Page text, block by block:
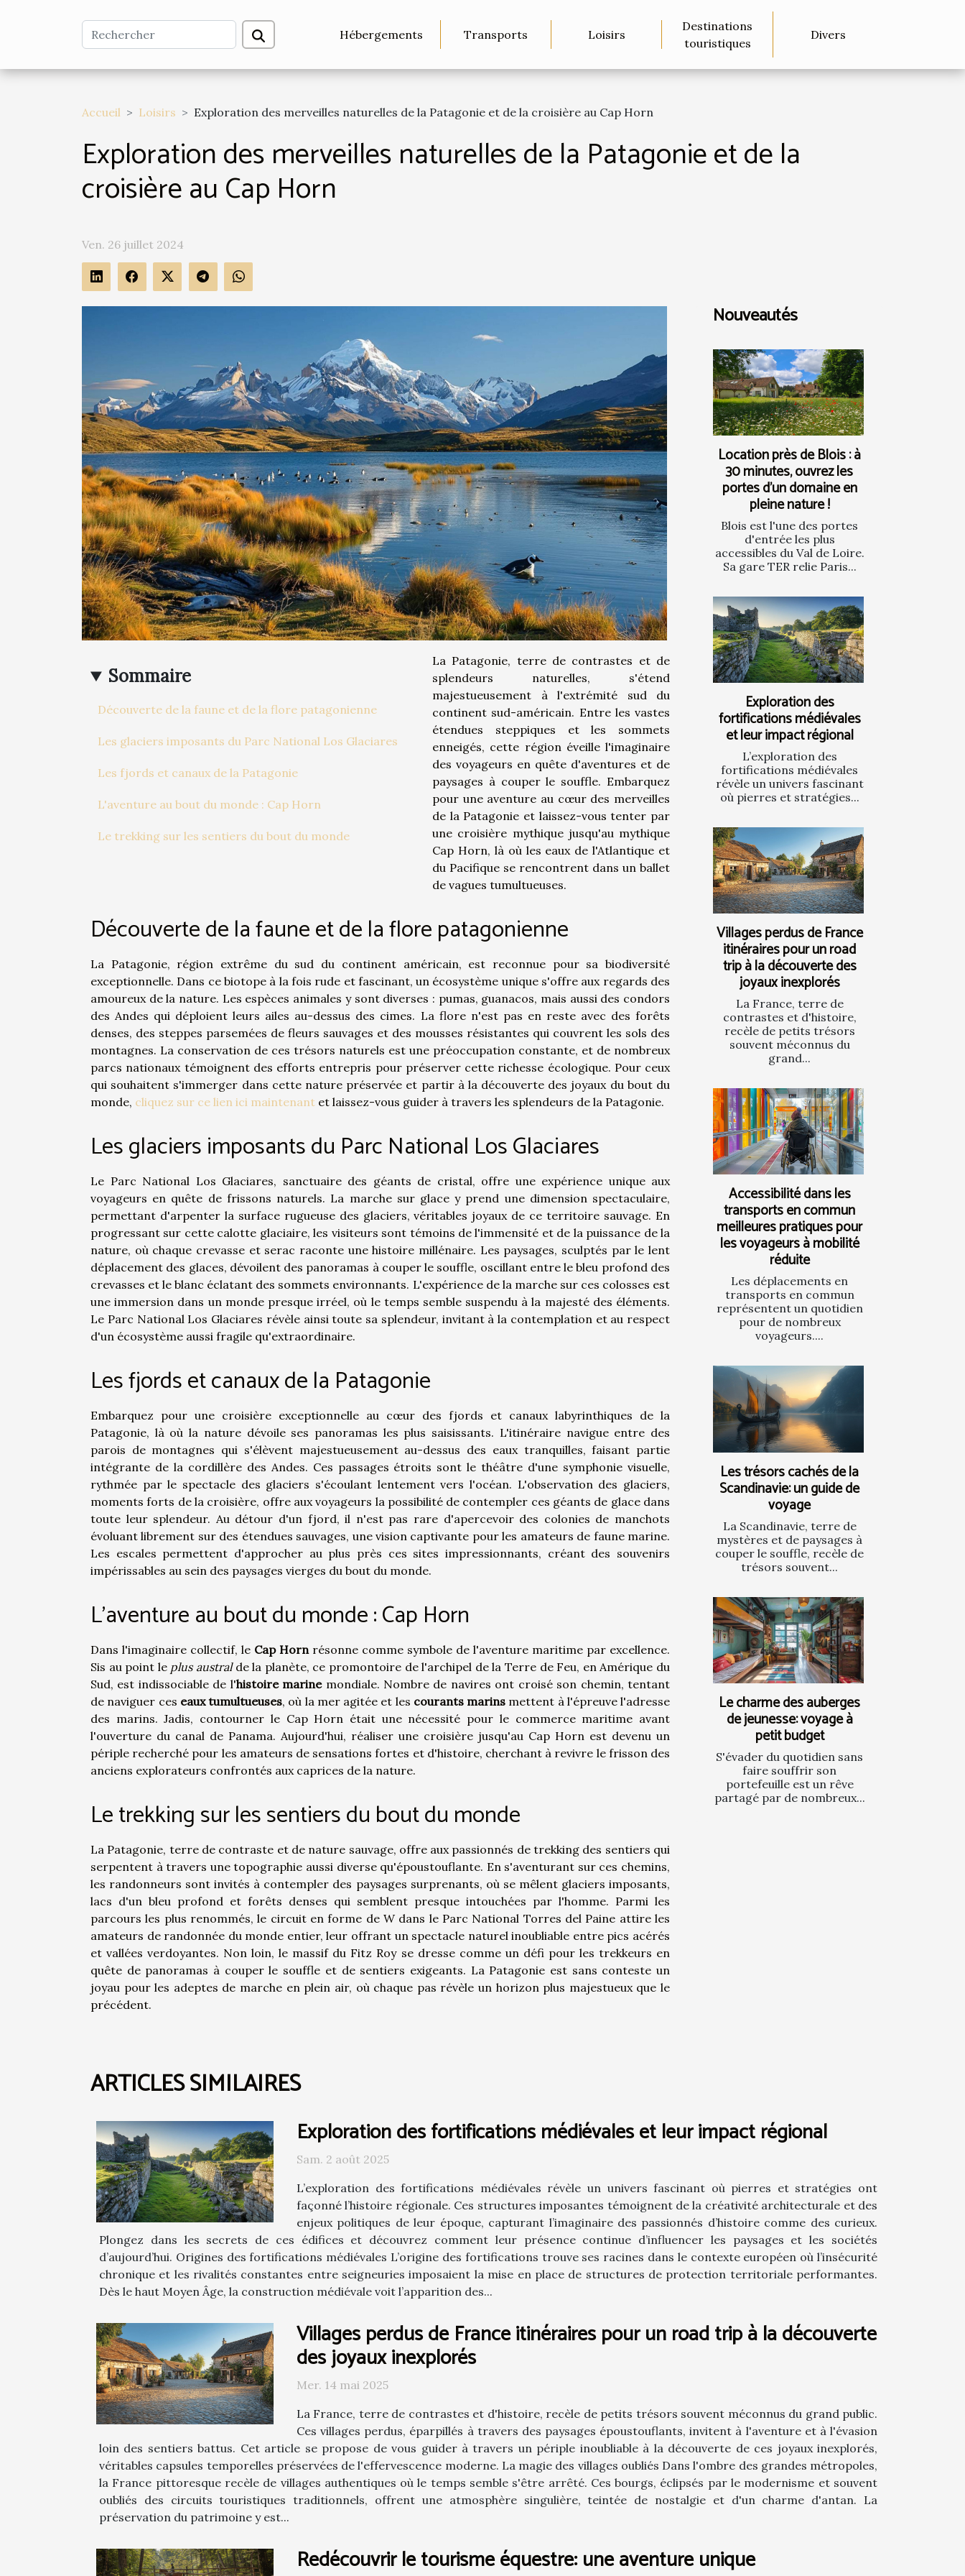
Hébergements Transports Loisirs
Destinations
touristiques
Divers
Accueil Loisirs Exploration des merveilles naturelles de la Patagonie et de la croisière au Cap Horn
Exploration des merveilles naturelles de la Patagonie et de la
croisière au Cap Horn
Ven. 26 juillet 2024
Sommaire
Découverte de la faune et de la flore patagonienne
Les glaciers imposants du Parc National Los Glaciares
Les fjords et canaux de la Patagonie
L'aventure au bout du monde : Cap Horn
Le trekking sur les sentiers du bout du monde
La Patagonie, terre de contrastes et de
splendeurs naturelles, s'étend
majestueusement à l'extrémité sud du
continent sud-américain. Entre les vastes
étendues steppiques et les sommets
enneigés, cette région éveille l'imaginaire
des voyageurs en quête d'aventures et de
paysages à couper le souffle. Embarquez
pour une aventure au cœur des merveilles
de la Patagonie et laissez-vous tenter par
une croisière mythique jusqu'au mythique
Cap Horn, là où les eaux de l'Atlantique et
du Pacifique se rencontrent dans un ballet
de vagues tumultueuses.
Découverte de la faune et de la flore patagonienne
La Patagonie, région extrême du sud du continent américain, est reconnue pour sa biodiversité
exceptionnelle. Dans ce biotope à la fois rude et fascinant, un écosystème unique s'offre aux regards des
amoureux de la nature. Les espèces animales y sont diverses : pumas, guanacos, mais aussi des condors
des Andes qui déploient leurs ailes au-dessus des cimes. La flore n'est pas en reste avec des forêts
denses, des steppes parsemées de fleurs sauvages et des mousses résistantes qui couvrent les sols des
montagnes. La conservation de ces trésors naturels est une préoccupation constante, et de nombreux
parcs nationaux témoignent des efforts entrepris pour préserver cette richesse écologique. Pour ceux
qui souhaitent s'immerger dans cette nature préservée et partir à la découverte des joyaux du bout du
monde, cliquez sur ce lien ici maintenant et laissez-vous guider à travers les splendeurs de la Patagonie.
Les glaciers imposants du Parc National Los Glaciares
Le Parc National Los Glaciares, sanctuaire des géants de cristal, offre une expérience unique aux
voyageurs en quête de frissons naturels. La marche sur glace y prend une dimension spectaculaire,
permettant d'arpenter la surface rugueuse des glaciers, véritables joyaux de ce territoire sauvage. En
progressant sur cette calotte glaciaire, les visiteurs sont témoins de l'immensité et de la puissance de la
nature, où chaque crevasse et serac raconte une histoire millénaire. Les paysages, sculptés par le lent
déplacement des glaces, dévoilent des panoramas à couper le souffle, oscillant entre le bleu profond des
crevasses et le blanc éclatant des sommets environnants. L'expérience de la marche sur ces colosses est
une immersion dans un monde presque irréel, où le temps semble suspendu à la majesté des éléments.
Le Parc National Los Glaciares révèle ainsi toute sa splendeur, invitant à la contemplation et au respect
d'un écosystème aussi fragile qu'extraordinaire.
Les fjords et canaux de la Patagonie
Embarquez pour une croisière exceptionnelle au cœur des fjords et canaux labyrinthiques de la
Patagonie, là où la nature dévoile ses panoramas les plus saisissants. L'itinéraire navigue entre des
parois de montagnes qui s'élèvent majestueusement au-dessus des eaux tranquilles, faisant partie
intégrante de la cordillère des Andes. Ces passages étroits sont le théâtre d'une symphonie visuelle,
rythmée par le spectacle des glaciers s'écoulant lentement vers l'océan. L'observation des glaciers,
moments forts de la croisière, offre aux voyageurs la possibilité de contempler ces géants de glace dans
toute leur splendeur. Au détour d'un fjord, il n'est pas rare d'apercevoir des colonies de manchots
évoluant librement sur des étendues sauvages, une vision captivante pour les amateurs de faune marine.
Les escales permettent d'approcher au plus près ces sites impressionnants, créant des souvenirs
impérissables au sein des paysages vierges du bout du monde.
L'aventure au bout du monde : Cap Horn
Dans l'imaginaire collectif, le Cap Hornrésonne comme symbole de l'aventure maritime par excellence.
Sis au point le plus australde la planète, ce promontoire de l'archipel de la Terre de Feu, en Amérique du
Sud, est indissociable de l'histoire marinemondiale. Nombre de navires ont croisé son chemin, tentant
de naviguer ces eaux tumultueuses, où la mer agitée et les courants marins mettent à l'épreuve l'adresse
des marins. Jadis, contourner le Cap Horn était une nécessité pour le commerce maritime avant
l'ouverture du canal de Panama. Aujourd'hui, réaliser une croisière jusqu'au Cap Horn est devenu un
périple recherché pour les amateurs de sensations fortes et d'histoire, cherchant à revivre le frisson des
anciens explorateurs confrontés aux caprices de la nature.
Le trekking sur les sentiers du bout du monde
La Patagonie, terre de contraste et de nature sauvage, offre aux passionnés de trekking des sentiers qui
serpentent à travers une topographie aussi diverse qu'époustouflante. En s'aventurant sur ces chemins,
les randonneurs sont invités à contempler des paysages surprenants, où se mêlent glaciers imposants,
lacs d'un bleu profond et forêts denses qui semblent presque intouchées par l'homme. Parmi les
parcours les plus renommés, le circuit en forme de W dans le Parc National Torres del Paine attire les
amateurs de randonnée du monde entier, leur offrant un spectacle naturel inoubliable entre pics acérés
et vallées verdoyantes. Non loin, le massif du Fitz Roy se dresse comme un défi pour les trekkeurs en
quête de panoramas à couper le souffle et de sentiers exigeants. La Patagonie est sans conteste un
joyau pour les adeptes de marche en plein air, où chaque pas révèle un horizon plus majestueux que le
précédent.
Nouveautés
Location près de Blois : à
30 minutes, ouvrez les
portes d’un domaine en
pleine nature !
Blois est l'une des portes
d'entrée les plus
accessibles du Val de Loire.
Sa gare TER relie Paris...
Exploration des
fortifications médiévales
et leur impact régional
L’exploration des
fortifications médiévales
révèle un univers fascinant
où pierres et stratégies...
Villages perdus de France
itinéraires pour un road
trip à la découverte des
joyaux inexplorés
La France, terre de
contrastes et d'histoire,
recèle de petits trésors
souvent méconnus du
grand...
Accessibilité dans les
transports en commun
meilleures pratiques pour
les voyageurs à mobilité
réduite
Les déplacements en
transports en commun
représentent un quotidien
pour de nombreux
voyageurs....
Les trésors cachés de la
Scandinavie: un guide de
voyage
La Scandinavie, terre de
mystères et de paysages à
couper le souffle, recèle de
trésors souvent...
Le charme des auberges
de jeunesse: voyage à
petit budget
S'évader du quotidien sans
faire souffrir son
portefeuille est un rêve
partagé par de nombreux...
ARTICLES SIMILAIRES
Exploration des fortifications médiévales et leur impact régional
Sam. 2 août 2025
L’exploration des fortifications médiévales révèle un univers fascinant où pierres et stratégies ont
façonné l’histoire régionale. Ces structures imposantes témoignent de la créativité architecturale et des
enjeux politiques de leur époque, capturant l’imaginaire des passionnés d’histoire comme des curieux.
Plongez dans les secrets de ces édifices et découvrez comment leur présence continue d’influencer les paysages et les sociétés
d’aujourd’hui. Origines des fortifications médiévales L’origine des fortifications trouve ses racines dans le contexte européen où l’insécurité
chronique et les rivalités constantes entre seigneuries imposaient la mise en place de structures de protection territoriale performantes.
Dès le haut Moyen Âge, la construction médiévale voit l’apparition des...
Villages perdus de France itinéraires pour un road trip à la découverte
des joyaux inexplorés
Mer. 14 mai 2025
La France, terre de contrastes et d'histoire, recèle de petits trésors souvent méconnus du grand public.
Ces villages perdus, éparpillés à travers des paysages époustouflants, invitent à l'aventure et à l'évasion
loin des sentiers battus. Cet article se propose de vous guider à travers un périple inoubliable à la découverte de ces joyaux inexplorés,
véritables capsules temporelles préservées de l'effervescence moderne. La magie des villages oubliés Dans l'ombre des grandes métropoles,
la France pittoresque recèle de villages authentiques où le temps semble s'être arrêté. Ces bourgs, éclipsés par le modernisme et souvent
oubliés des circuits touristiques traditionnels, offrent une atmosphère singulière, teintée de nostalgie et d'un charme d'antan. La
préservation du patrimoine y est...
Redécouvrir le tourisme équestre: une aventure unique